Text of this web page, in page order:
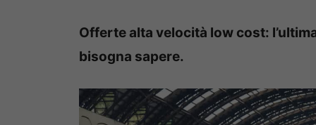
Offerte alta velocità low cost:
bisogna sapere.